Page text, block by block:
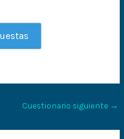
Cuestionario siguiente →